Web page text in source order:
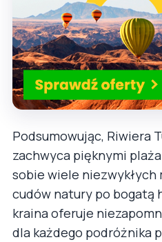
Podsumowując, Riwiera
zachwyca pięknymi
sobie wiele niezwykłych
cudów natury po bogatą
kraina oferuje
dla każdego podróżnika